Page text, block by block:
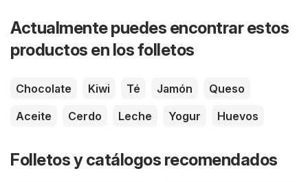
Actualmente puedes encontrar estos
productos en los folletos
Chocolate Kiwi Té Jamón
Queso
Aceite
Cerdo Leche Yogur Huevos
Folletos y catálogos recomendados